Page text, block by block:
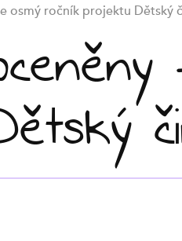
osmý ročník projektu Dětský